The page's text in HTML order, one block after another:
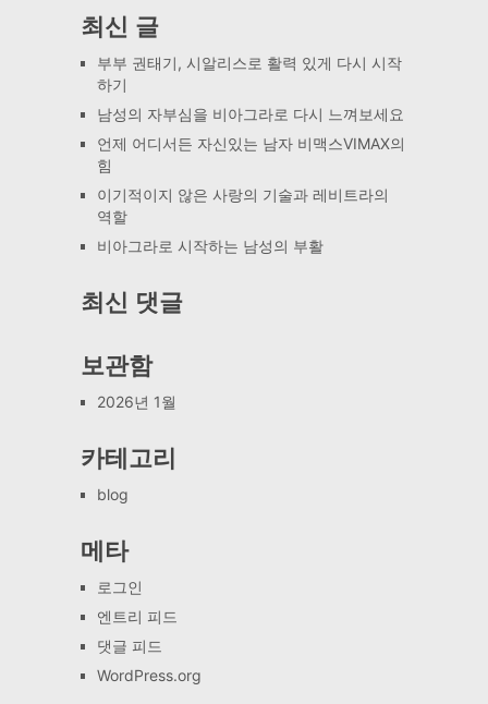
최신 글
부부 권태기, 시알리스로 활력 있게 다시 시작
하기
남성의 자부심을 비아그라로 다시 느껴보세요
언제 어디서든 자신있는 남자 비맥스VIMAX의
힘
이기적이지 않은 사랑의 기술과 레비트라의
역할
비아그라로 시작하는 남성의 부활
최신 댓글
보관함
2026년 1월
카테고리
blog
메타
로그인
엔트리 피드
댓글 피드
WordPress.org